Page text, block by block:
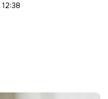
Ancheta este